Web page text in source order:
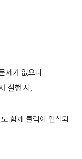
제가 없으나
실행 시,
함께 클릭이 인식되